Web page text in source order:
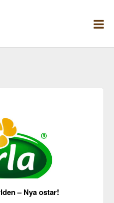
– Nya ostar!